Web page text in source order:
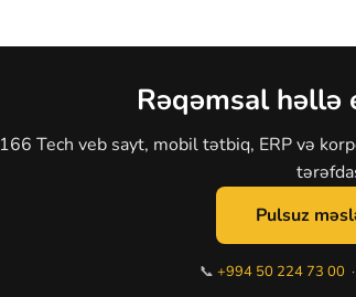
Rəqəmsal həllə
166 Tech veb sayt, mobil tətbiq, ERP və
Pulsuz
📞 +994 50 224 73 00